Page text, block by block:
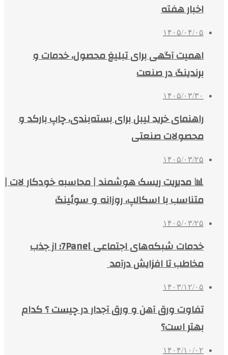
اخبار هفته
۱۴۰۵/۰۴/۰۵
اهمیت آگهی برای تبلیغ محصول، خدمات و
برندینگ در صنعت
۱۴۰۵/۰۳/۳۰
راهنمای خرید لیبل برای بسته‌بندی، چاپ بارکد و
محصولات صنعتی
۱۴۰۵/۰۳/۲۵
📊 مدیریت ریسک هوشمند | محاسبه خودکار لات |
متناسب با اسکالپ، روزانه و سوئینگ
۱۴۰۵/۰۳/۲۵
خدمات شبکه‌های اجتماعی 7Panel؛ از جذب
مخاطب تا افزایش درآمد
۱۴۰۳/۱۲/۰۵
تفاوت ورق آهن و ورق آجدار در چیست ؟ کدام
بهتر است؟
۱۴۰۴/۱۰/۰۲